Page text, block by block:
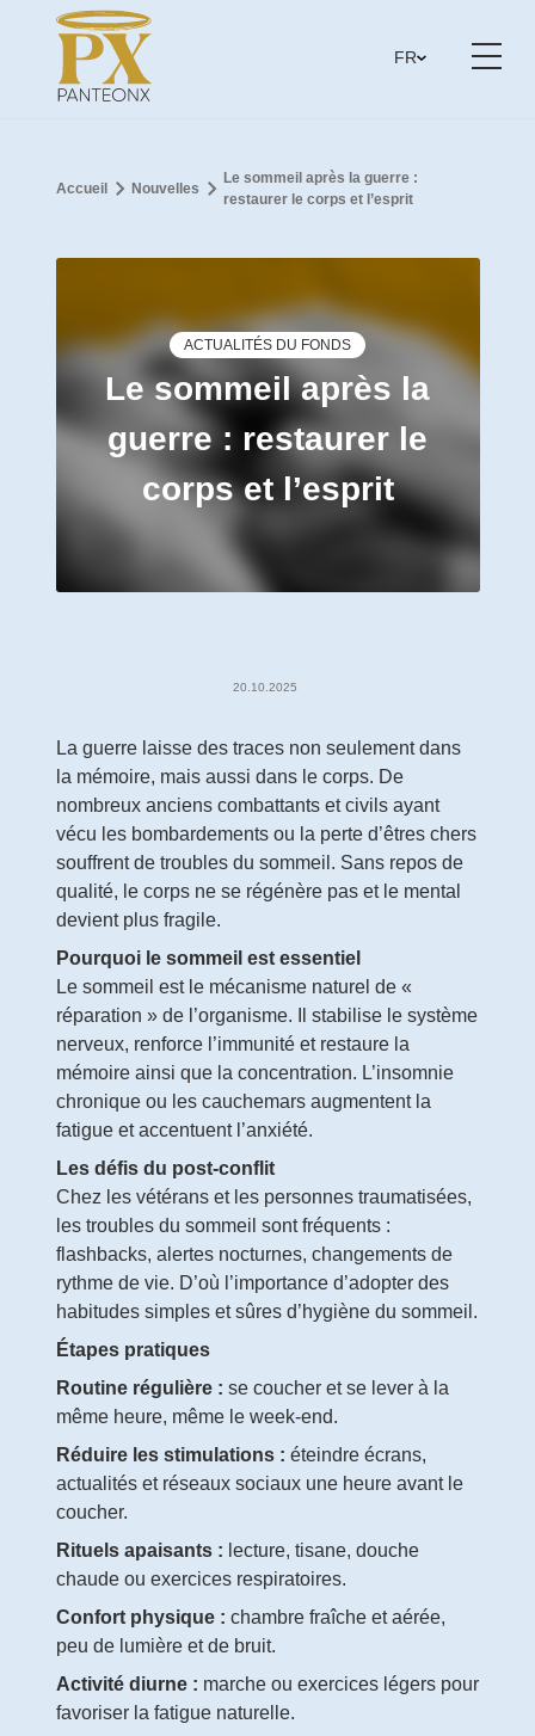
FR
Accueil Nouvelles
Le sommeil après la guerre :
restaurer le corps et l’esprit
ACTUALITÉS DU FONDS
Le sommeil après la
guerre : restaurer le
corps et l’esprit
20.10.2025
La guerre laisse des traces non seulement dans
la mémoire, mais aussi dans le corps. De
nombreux anciens combattants et civils ayant
vécu les bombardements ou la perte d’êtres chers
souffrent de troubles du sommeil. Sans repos de
qualité, le corps ne se régénère pas et le mental
devient plus fragile.
Pourquoi le sommeil est essentiel
Le sommeil est le mécanisme naturel de «
réparation » de l’organisme. Il stabilise le système
nerveux, renforce l’immunité et restaure la
mémoire ainsi que la concentration. L’insomnie
chronique ou les cauchemars augmentent la
fatigue et accentuent l’anxiété.
Les défis du post-conflit
Chez les vétérans et les personnes traumatisées,
les troubles du sommeil sont fréquents :
flashbacks, alertes nocturnes, changements de
rythme de vie. D’où l’importance d’adopter des
habitudes simples et sûres d’hygiène du sommeil.
Étapes pratiques
Routine régulière : se coucher et se lever à la
même heure, même le week-end.
Réduire les stimulations : éteindre écrans,
actualités et réseaux sociaux une heure avant le
coucher.
Rituels apaisants : lecture, tisane, douche
chaude ou exercices respiratoires.
Confort physique : chambre fraîche et aérée,
peu de lumière et de bruit.
Activité diurne : marche ou exercices légers pour
favoriser la fatigue naturelle.